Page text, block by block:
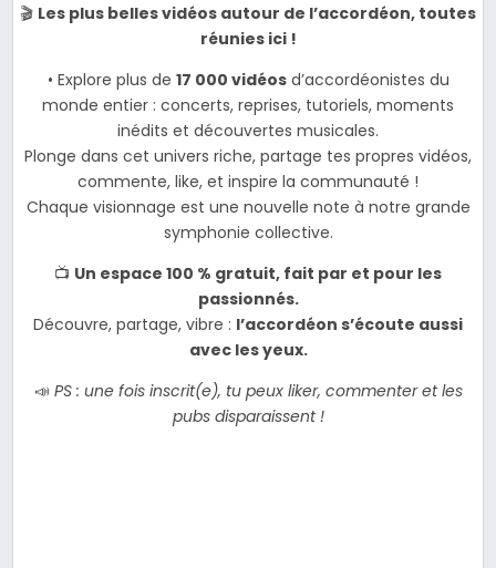
🎬 Les plus belles vidéos autour de l’accordéon, toutes
réunies ici !
• Explore plus de 17 000 vidéosd’accordéonistes du
monde entier : concerts, reprises, tutoriels, moments
inédits et découvertes musicales.
Plonge dans cet univers riche, partage tes propres vidéos,
commente, like, et inspire la communauté !
Chaque visionnage est une nouvelle note à notre grande
symphonie collective.
📺 Un espace 100 % gratuit, fait par et pour les
passionnés.
Découvre, partage, vibre : l’accordéon s’écoute aussi
avec les yeux.
📣 PS : une fois inscrit(e), tu peux liker, commenter et les
pubs disparaissent !